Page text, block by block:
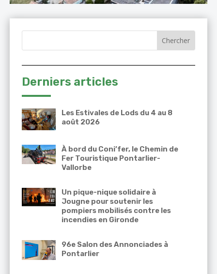
Derniers articles
Les Estivales de Lods du 4 au 8
août 2026
À bord du Coni’fer, le Chemin de
Fer Touristique Pontarlier-
Vallorbe
Un pique-nique solidaire à
Jougne pour soutenir les
pompiers mobilisés contre les
incendies en Gironde
96e Salon des Annonciades à
Pontarlier